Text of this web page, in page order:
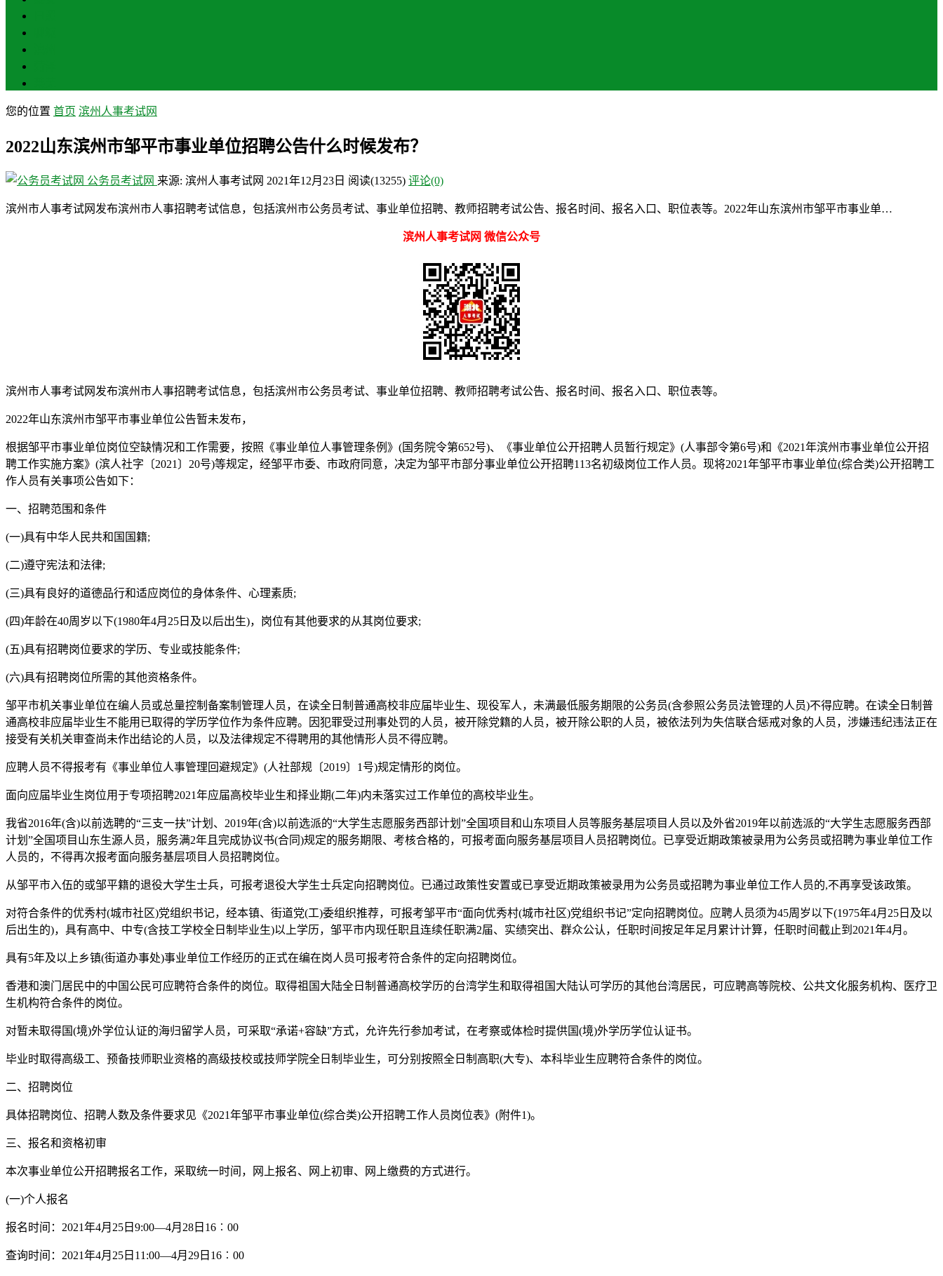
您的位置 首页 滨州人事考试网
2022山东滨州市邹平市事业单位招聘公告什么时候发布？
公务员考试网 来源: 滨州人事考试网 2021年12月23日 阅读(13255) 评论(0)
滨州市人事考试网发布滨州市人事招聘考试信息，包括滨州市公务员考试、事业单位招聘、教师招聘考试公告、报名时间、报名入口、职位表等。2022年山东滨州市邹平市事业单…
滨州人事考试网 微信公众号
滨州市人事考试网发布滨州市人事招聘考试信息，包括滨州市公务员考试、事业单位招聘、教师招聘考试公告、报名时间、报名入口、职位表等。
2022年山东滨州市邹平市事业单位公告暂未发布，
根据邹平市事业单位岗位空缺情况和工作需要，按照《事业单位人事管理条例》(国务院令第652号)、《事业单位公开招聘人员暂行规定》(人事部令第6号)和《2021年滨州市事业单位公开招
聘工作实施方案》(滨人社字〔2021〕20号)等规定，经邹平市委、市政府同意，决定为邹平市部分事业单位公开招聘113名初级岗位工作人员。现将2021年邹平市事业单位(综合类)公开招聘工
作人员有关事项公告如下：
一、招聘范围和条件
(一)具有中华人民共和国国籍;
(二)遵守宪法和法律;
(三)具有良好的道德品行和适应岗位的身体条件、心理素质;
(四)年龄在40周岁以下(1980年4月25日及以后出生)，岗位有其他要求的从其岗位要求;
(五)具有招聘岗位要求的学历、专业或技能条件;
(六)具有招聘岗位所需的其他资格条件。
邹平市机关事业单位在编人员或总量控制备案制管理人员，在读全日制普通高校非应届毕业生、现役军人，未满最低服务期限的公务员(含参照公务员法管理的人员)不得应聘。在读全日制普
通高校非应届毕业生不能用已取得的学历学位作为条件应聘。因犯罪受过刑事处罚的人员，被开除党籍的人员，被开除公职的人员，被依法列为失信联合惩戒对象的人员，涉嫌违纪违法正在
接受有关机关审查尚未作出结论的人员，以及法律规定不得聘用的其他情形人员不得应聘。
应聘人员不得报考有《事业单位人事管理回避规定》(人社部规〔2019〕1号)规定情形的岗位。
面向应届毕业生岗位用于专项招聘2021年应届高校毕业生和择业期(二年)内未落实过工作单位的高校毕业生。
我省2016年(含)以前选聘的“三支一扶”计划、2019年(含)以前选派的“大学生志愿服务西部计划”全国项目和山东项目人员等服务基层项目人员以及外省2019年以前选派的“大学生志愿服务西部
计划”全国项目山东生源人员，服务满2年且完成协议书(合同)规定的服务期限、考核合格的，可报考面向服务基层项目人员招聘岗位。已享受近期政策被录用为公务员或招聘为事业单位工作
人员的，不得再次报考面向服务基层项目人员招聘岗位。
从邹平市入伍的或邹平籍的退役大学生士兵，可报考退役大学生士兵定向招聘岗位。已通过政策性安置或已享受近期政策被录用为公务员或招聘为事业单位工作人员的,不再享受该政策。
对符合条件的优秀村(城市社区)党组织书记，经本镇、街道党(工)委组织推荐，可报考邹平市“面向优秀村(城市社区)党组织书记”定向招聘岗位。应聘人员须为45周岁以下(1975年4月25日及以
后出生的)，具有高中、中专(含技工学校全日制毕业生)以上学历，邹平市内现任职且连续任职满2届、实绩突出、群众公认，任职时间按足年足月累计计算，任职时间截止到2021年4月。
具有5年及以上乡镇(街道办事处)事业单位工作经历的正式在编在岗人员可报考符合条件的定向招聘岗位。
香港和澳门居民中的中国公民可应聘符合条件的岗位。取得祖国大陆全日制普通高校学历的台湾学生和取得祖国大陆认可学历的其他台湾居民，可应聘高等院校、公共文化服务机构、医疗卫
生机构符合条件的岗位。
对暂未取得国(境)外学位认证的海归留学人员，可采取“承诺+容缺”方式，允许先行参加考试，在考察或体检时提供国(境)外学历学位认证书。
毕业时取得高级工、预备技师职业资格的高级技校或技师学院全日制毕业生，可分别按照全日制高职(大专)、本科毕业生应聘符合条件的岗位。
二、招聘岗位
具体招聘岗位、招聘人数及条件要求见《2021年邹平市事业单位(综合类)公开招聘工作人员岗位表》(附件1)。
三、报名和资格初审
本次事业单位公开招聘报名工作，采取统一时间，网上报名、网上初审、网上缴费的方式进行。
(一)个人报名
报名时间：2021年4月25日9:00—4月28日16︰00
查询时间：2021年4月25日11:00—4月29日16︰00